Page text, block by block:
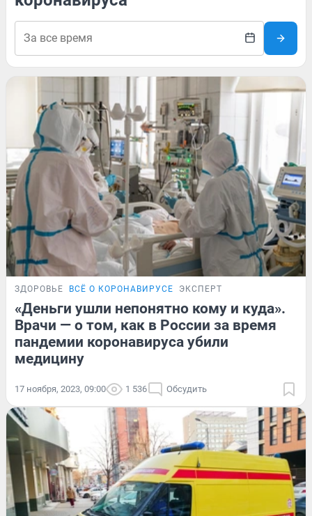
ЗДОРОВЬЕ ВСЁ О КОРОНАВИРУСЕ ЭКСПЕРТ
«Деньги ушли непонятно кому и куда».
Врачи — о том, как в России за время
пандемии коронавируса убили
медицину
17 ноября, 2023, 09:00 1 536 Обсудить